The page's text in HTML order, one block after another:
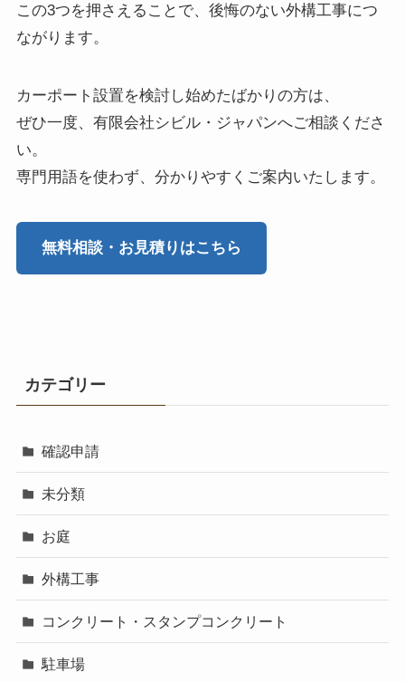
この3つを押さえることで、後悔のない外構工事につ
ながります。
カーポート設置を検討し始めたばかりの方は、
ぜひ一度、有限会社シビル・ジャパンへご相談くださ
い。
専門用語を使わず、分かりやすくご案内いたします。
無料相談・お見積りはこちら
カテゴリー
確認申請
未分類
お庭
外構工事
コンクリート・スタンプコンクリート
駐車場